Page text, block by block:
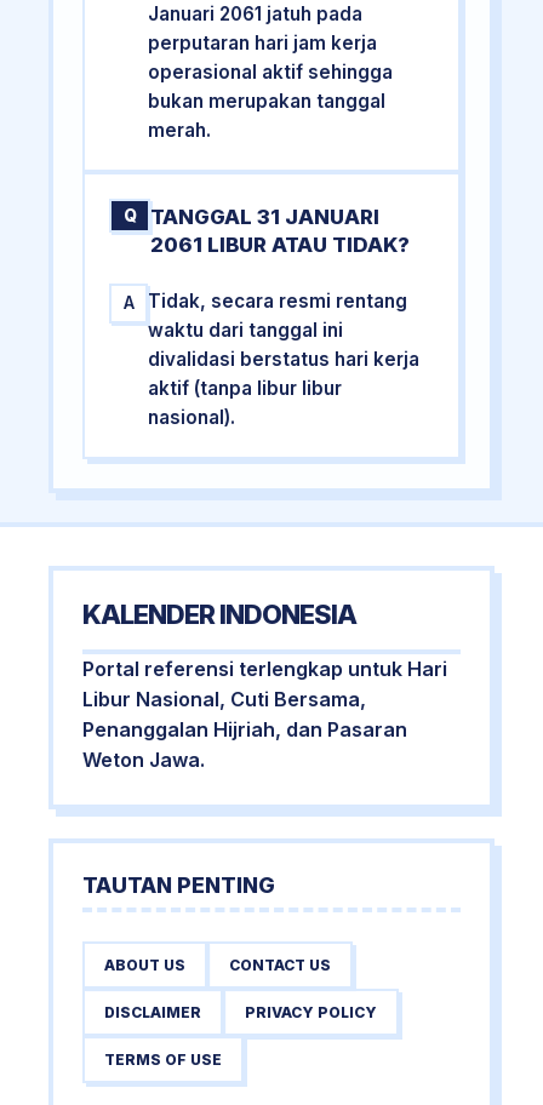
Januari 2061 jatuh pada
perputaran hari jam kerja
operasional aktif sehingga
bukan merupakan tanggal
merah.
Q
TANGGAL 31 JANUARI
2061 LIBUR ATAU TIDAK?
A
Tidak, secara resmi rentang
waktu dari tanggal ini
divalidasi berstatus hari kerja
aktif (tanpa libur libur
nasional).
KALENDER INDONESIA
Portal referensi terlengkap untuk Hari
Libur Nasional, Cuti Bersama,
Penanggalan Hijriah, dan Pasaran
Weton Jawa.
TAUTAN PENTING
ABOUT US CONTACT US
DISCLAIMER PRIVACY POLICY
TERMS OF USE